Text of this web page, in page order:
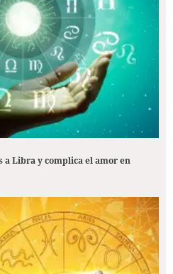
a Libra y complica el amor en